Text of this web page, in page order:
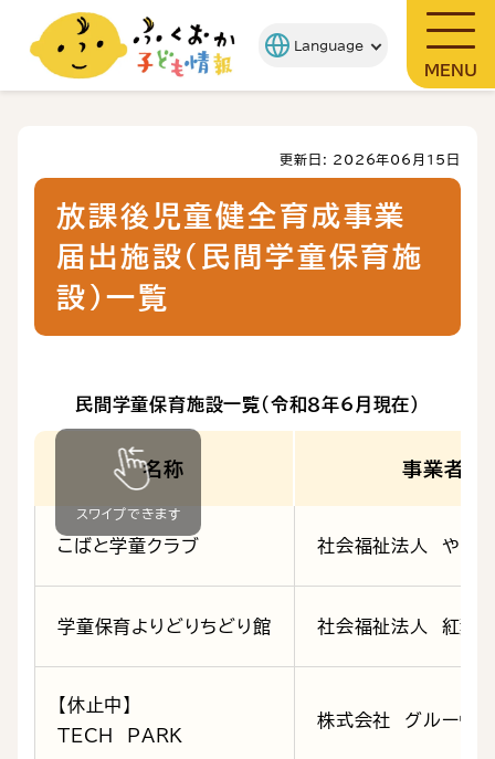
MENU
更新日: 2026年06月15日
放課後児童健全育成事業
届出施設（民間学童保育施
設）一覧
民間学童保育施設一覧（令和８年6月現在）
名称 事業者名
こばと学童クラブ 社会福祉法人 やま
学童保育よりどりちどり館 社会福祉法人 紅葉
【休止中】
TECH PARK
株式会社 グルーヴノ